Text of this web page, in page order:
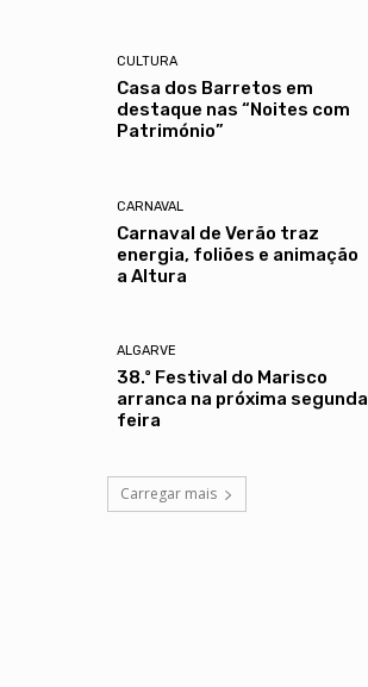
CULTURA
Casa dos Barretos em
destaque nas “Noites com
Património”
CARNAVAL
Carnaval de Verão traz
energia, foliões e animação
a Altura
ALGARVE
38.º Festival do Marisco
arranca na próxima segunda
feira
Carregar mais